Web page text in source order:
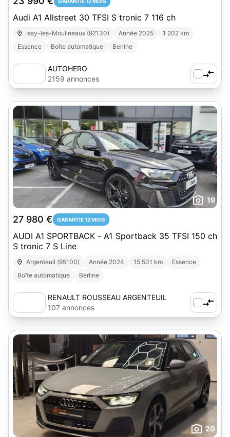
Audi A1 Allstreet 30 TFSI S tronic 7 116 ch
Issy-les-Moulineaux (92130) Année 2025
1 202 km
Essence
Boîte automatique Berline
AUTOHERO
2159 annonces
19
27 980 € GARANTIE 12 MOIS
AUDI A1 SPORTBACK - A1 Sportback 35 TFSI 150 ch
S tronic 7 S Line
Argenteuil (95100) Année 2024 15 501 km
Essence
Boîte automatique
Berline
RENAULT ROUSSEAU ARGENTEUIL
107 annonces
20